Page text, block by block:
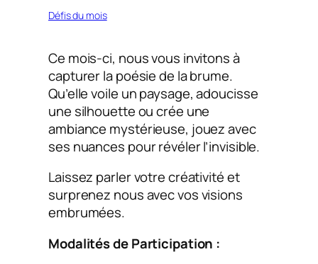
Défis du mois
Ce mois-ci, nous vous invitons à
capturer la poésie de la brume.
Qu’elle voile un paysage, adoucisse
une silhouette ou crée une
ambiance mystérieuse, jouez avec
ses nuances pour révéler l’invisible.
Laissez parler votre créativité et
surprenez nous avec vos visions
embrumées.
Modalités de Participation :